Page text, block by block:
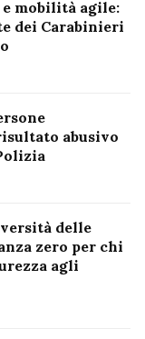
mobilità agile:
dei Carabinieri
abusivo
delle
zero per chi
agli